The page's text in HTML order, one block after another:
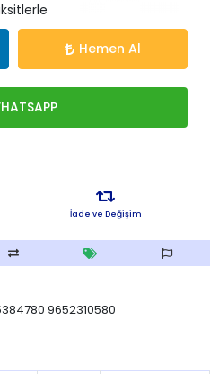
Hemen Al
İade ve Değişim
9652310580